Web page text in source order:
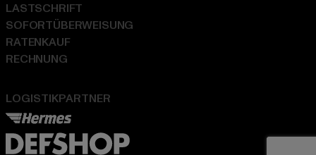
LOGISTIKPARTNER
LASTSCHRIFT
SOFORTÜBERWEISUNG
RATENKAUF
RECHNUNG